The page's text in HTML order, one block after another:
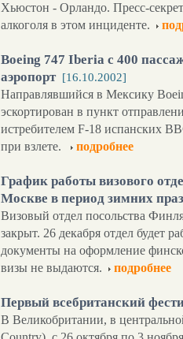
Хьюстон - Орландо. Пресс-
алкоголя в этом инциденте.
Boeing 747 Iberia с 400
аэропорт [16.10.2002]
Направлявшийся в Мексику
эскортирован в пункт
истребителем F-18 испанских
при взлете.
подробнее
График работы визового
Москве в период зимних
Визовый отдел посольства
закрыт. 26 декабря отдел будет
документы на оформление
визы не выдаются.
подробнее
Первый всебританский
В Великобритании, в